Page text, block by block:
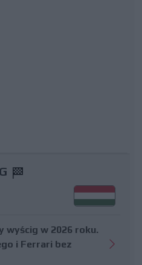
wyścig w 2026 roku.
i Ferrari bez